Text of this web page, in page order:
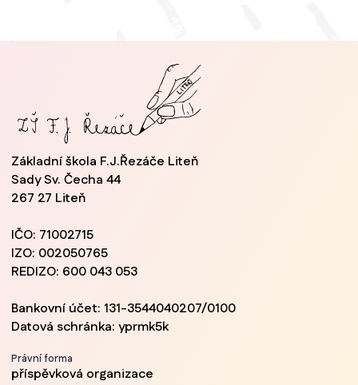
Základní škola F.J.Řezáče Liteň
Sady Sv. Čecha 44
267 27 Liteň
IČO: 71002715
IZO: 002050765
REDIZO: 600 043 053
Bankovní účet: 131-3544040207/0100
Datová schránka: yprmk5k
Právní forma
příspěvková organizace